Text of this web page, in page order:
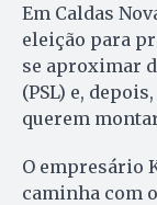
Em Caldas
eleição para
se aproximar
(PSL) e,
querem
O empresário
caminha com